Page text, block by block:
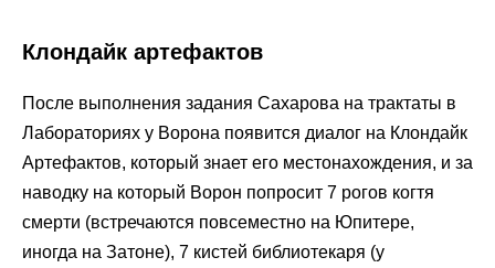
Клондайк артефактов
После выполнения задания Сахарова на трактаты в
Лабораториях у Ворона появится диалог на Клондайк
Артефактов, который знает его местонахождения, и за
наводку на который Ворон попросит 7 рогов когтя
смерти (встречаются повсеместно на Юпитере,
иногда на Затоне), 7 кистей библиотекаря (у